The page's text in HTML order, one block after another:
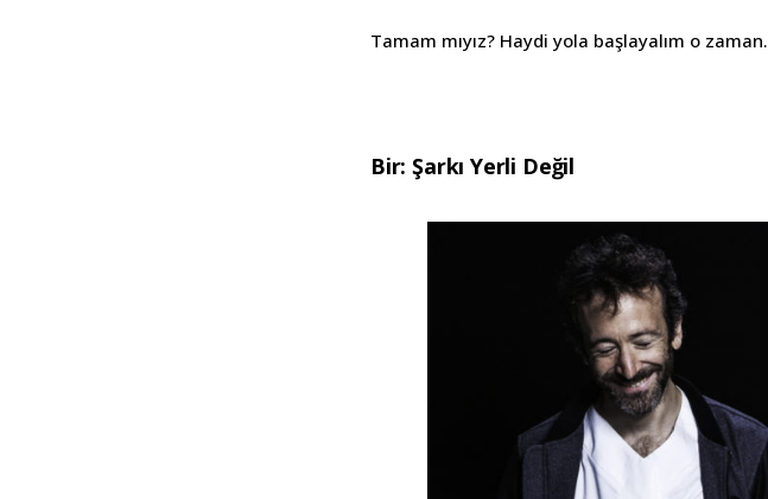
Tamam mıyız? Haydi yola başlayalım o zaman.
Bir: Şarkı Yerli Değil